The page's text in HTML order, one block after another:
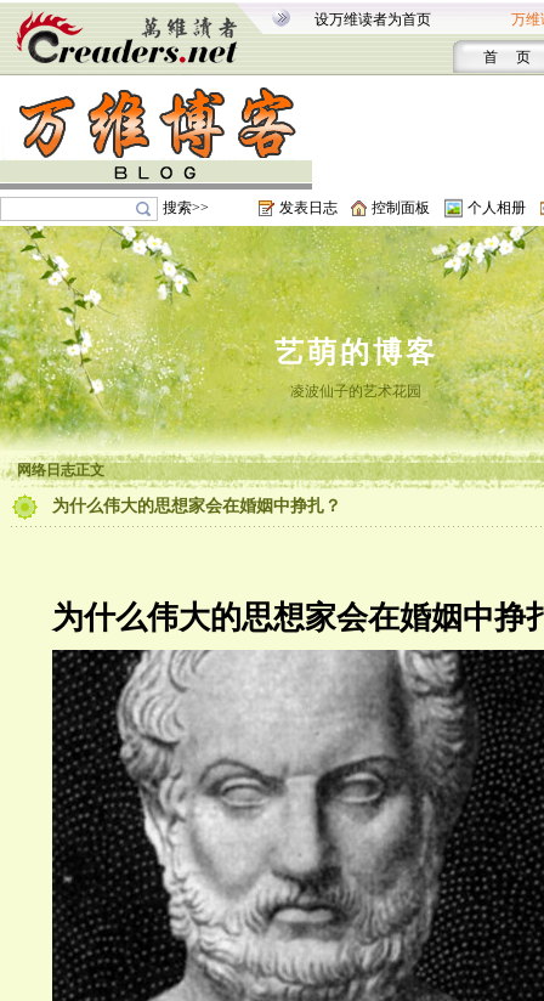
设万维读者为首页 万维
首 页
搜索>> 发表日志 控制面板 个人相册
艺萌的博客
凌波仙子的艺术花园
网络日志正文
为什么伟大的思想家会在婚姻中挣扎？
为什么伟大的思想家会在婚姻中挣